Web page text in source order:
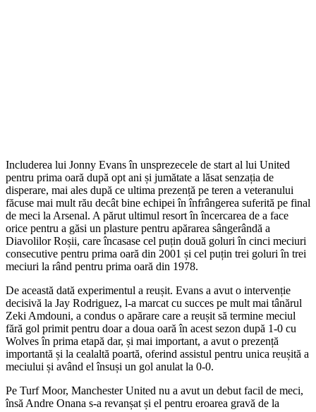
Includerea lui Jonny Evans în unsprezecele de start al lui United
pentru prima oară după opt ani și jumătate a lăsat senzația de
disperare, mai ales după ce ultima prezență pe teren a veteranului
făcuse mai mult rău decât bine echipei în înfrângerea suferită pe final
de meci la Arsenal. A părut ultimul resort în încercarea de a face
orice pentru a găsi un plasture pentru apărarea sângerândă a
Diavolilor Roșii, care încasase cel puțin două goluri în cinci meciuri
consecutive pentru prima oară din 2001 și cel puțin trei goluri în trei
meciuri la rând pentru prima oară din 1978.
De această dată experimentul a reușit. Evans a avut o intervenție
decisivă la Jay Rodriguez, l-a marcat cu succes pe mult mai tânărul
Zeki Amdouni, a condus o apărare care a reușit să termine meciul
fără gol primit pentru doar a doua oară în acest sezon după 1-0 cu
Wolves în prima etapă dar, și mai important, a avut o prezență
importantă și la cealaltă poartă, oferind assistul pentru unica reușită a
meciului și având el însuși un gol anulat la 0-0.
Pe Turf Moor, Manchester United nu a avut un debut facil de meci,
însă Andre Onana s-a revanșat și el pentru eroarea gravă de la